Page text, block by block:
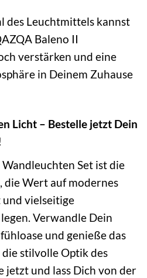
des Leuchtmittels kannst
Baleno II
verstärken und eine
in Deinem Zuhause
Licht – Bestelle jetzt Dein
Set ist die
die Wert auf modernes
und vielseitige
Verwandle Dein
und genieße das
stilvolle Optik des
jetzt und lass Dich von der